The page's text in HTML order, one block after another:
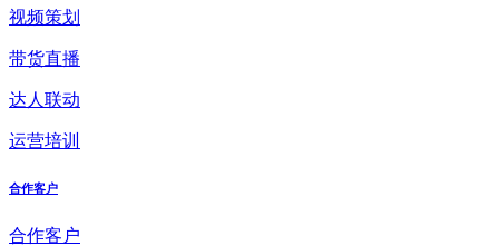
视频策划
带货直播
达人联动
运营培训
合作客户
合作客户